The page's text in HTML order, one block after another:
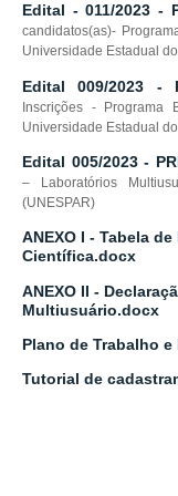
Edital - 011/2023 -
candidatos(as)-
Universidade Estadual
Edital 009/2023 -
Inscrições - Programa
Universidade Estadual
Edital 005/2023 -
– Laboratórios
(UNESPAR)
ANEXO I - Tabela
Científica.docx
ANEXO II -
Multiusuário.docx
Plano de Trabalho
Tutorial de